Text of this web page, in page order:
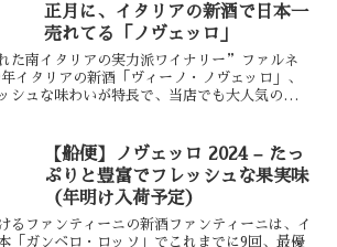
正月に、イタリアの新酒で日本一
売れてる「ノヴェッロ」
た南イタリアの実力派ワイナリー”ファルネ
イタリアの新酒「ヴィーノ・ノヴェッロ」、
シュな味わいが特長で、当店でも大人気のワイ
【船便】ノヴェッロ 2024 – たっ
ぷりと豊富でフレッシュな果実味
（年明け入荷予定）
るファンティーニの新酒ファンティーニは、イ
「ガンベロ・ロッソ」でこれまでに9回、最優